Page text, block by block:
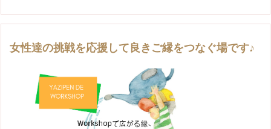
女性達の挑戦を応援して良きご縁をつなぐ場です♪